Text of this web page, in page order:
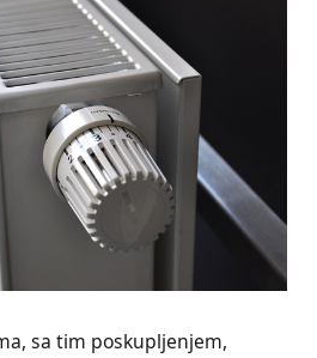
sa tim poskupljenjem,